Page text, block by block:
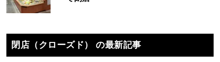
閉店（クローズド） の最新記事